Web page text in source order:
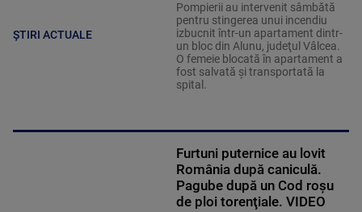
ȘTIRI ACTUALE
Pompierii au intervenit sâmbătă
pentru stingerea unui incendiu
izbucnit într-un apartament dintr-
un bloc din Alunu, judeţul Vâlcea.
O femeie blocată în apartament a
fost salvată şi transportată la
spital.
Furtuni puternice au lovit
România după caniculă.
Pagube după un Cod roşu
de ploi torenţiale. VIDEO